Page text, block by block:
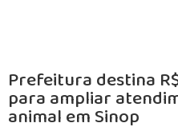
Prefeitura destina
para ampliar
animal em Sinop
POLÍCIA
POLÍTICA
VARIEDADES